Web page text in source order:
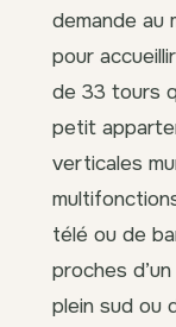
demande au
pour
de 33 tours
petit
verticales
télé ou de
proches
plein sud ou